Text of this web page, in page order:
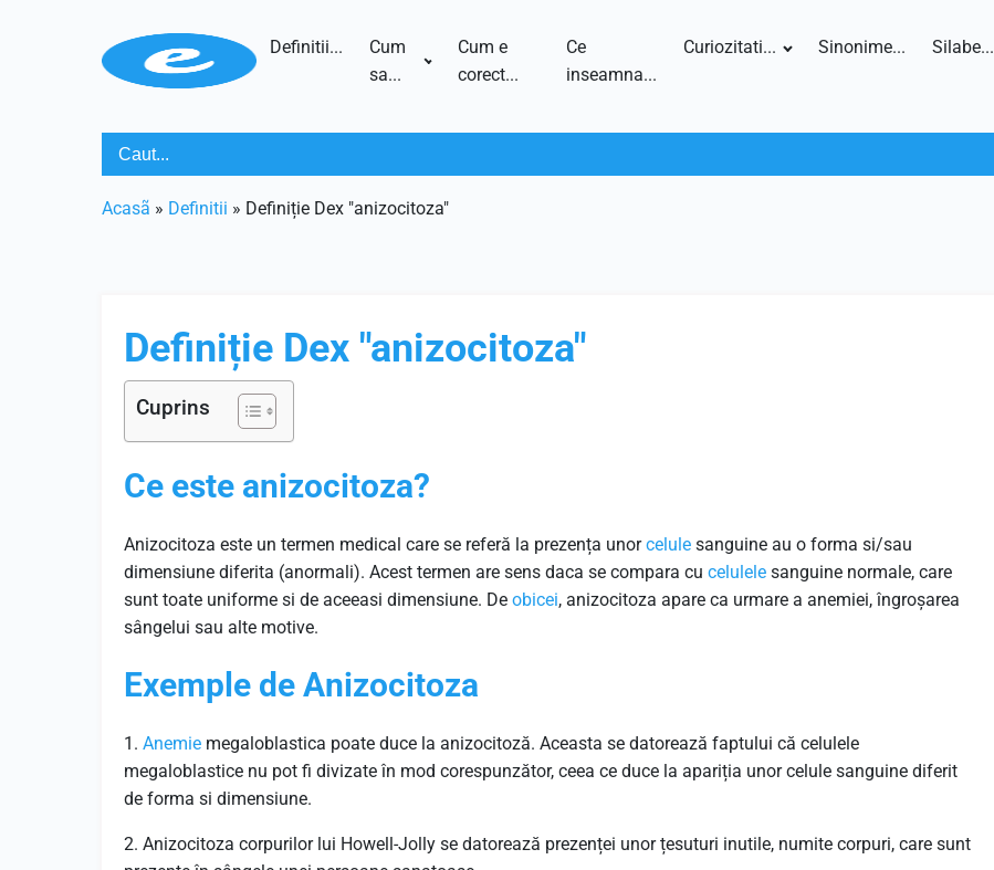
Definitii...
Cum
sa...
Cum e
corect...
Ce
inseamna...
Curiozitati... Sinonime... Silabe...
Acasã » Definitii » Definiție Dex "anizocitoza"
Definiție Dex "anizocitoza"
Cuprins
Ce este anizocitoza?
Anizocitoza este un termen medical care se referă la prezența unorcelule sanguine au o forma si/sau
dimensiune diferita (anormali). Acest termen are sens daca se compara cu celulele sanguine normale, care
sunt toate uniforme si de aceeasi dimensiune. De obicei, anizocitoza apare ca urmare a anemiei, îngroșarea
sângelui sau alte motive.
Exemple de Anizocitoza
1. Anemie megaloblastica poate duce la anizocitoză. Aceasta se datorează faptului că celulele
megaloblastice nu pot fi divizate în mod corespunzător, ceea ce duce la apariția unor celule sanguine diferit
de forma si dimensiune.
2. Anizocitoza corpurilor lui Howell-Jolly se datorează prezenței unor țesuturi inutile, numite corpuri, care sunt